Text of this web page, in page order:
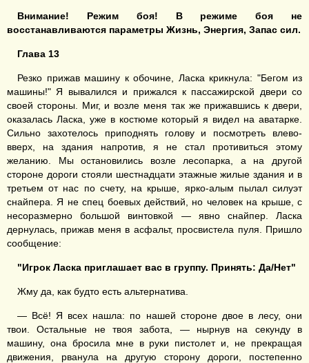
Внимание! Режим боя! В режиме боя не
восстанавливаются параметры Жизнь, Энергия, Запас сил.
Глава 13
Резко прижав машину к обочине, Ласка крикнула: "Бегом из
машины!" Я вывалился и прижался к пассажирской двери со
своей стороны. Миг, и возле меня так же прижавшись к двери,
оказалась Ласка, уже в костюме который я видел на аватарке.
Сильно захотелось приподнять голову и посмотреть влево-
вверх, на здания напротив, я не стал противиться этому
желанию. Мы остановились возле лесопарка, а на другой
стороне дороги стояли шестнадцати этажные жилые здания и в
третьем от нас по счету, на крыше, ярко-алым пылал силуэт
снайпера. Я не спец боевых действий, но человек на крыше, с
несоразмерно большой винтовкой — явно снайпер. Ласка
дернулась, прижав меня в асфальт, просвистела пуля. Пришло
сообщение:
"Игрок Ласка приглашает вас в группу. Принять: Да/Нет"
Жму да, как будто есть альтернатива.
— Всё! Я всех нашла: по нашей стороне двое в лесу, они
твои. Остальные не твоя забота, — нырнув на секунду в
машину, она бросила мне в руки пистолет и, не прекращая
движения, рванула на другую сторону дороги, постепенно